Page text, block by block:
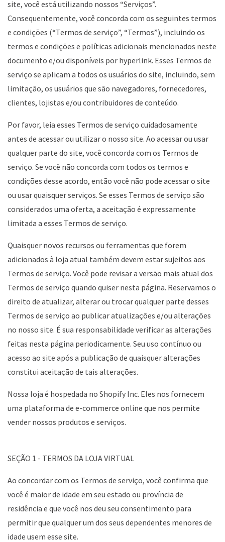
site, você está utilizando nossos “Serviços”.
Consequentemente, você concorda com os seguintes termos
e condições (“Termos de serviço”, “Termos”), incluindo os
termos e condições e políticas adicionais mencionados neste
documento e/ou disponíveis por hyperlink. Esses Termos de
serviço se aplicam a todos os usuários do site, incluindo, sem
limitação, os usuários que são navegadores, fornecedores,
clientes, lojistas e/ou contribuidores de conteúdo.
Por favor, leia esses Termos de serviço cuidadosamente
antes de acessar ou utilizar o nosso site. Ao acessar ou usar
qualquer parte do site, você concorda com os Termos de
serviço. Se você não concorda com todos os termos e
condições desse acordo, então você não pode acessar o site
ou usar quaisquer serviços. Se esses Termos de serviço são
considerados uma oferta, a aceitação é expressamente
limitada a esses Termos de serviço.
Quaisquer novos recursos ou ferramentas que forem
adicionados à loja atual também devem estar sujeitos aos
Termos de serviço. Você pode revisar a versão mais atual dos
Termos de serviço quando quiser nesta página. Reservamos o
direito de atualizar, alterar ou trocar qualquer parte desses
Termos de serviço ao publicar atualizações e/ou alterações
no nosso site. É sua responsabilidade verificar as alterações
feitas nesta página periodicamente. Seu uso contínuo ou
acesso ao site após a publicação de quaisquer alterações
constitui aceitação de tais alterações.
Nossa loja é hospedada no Shopify Inc. Eles nos fornecem
uma plataforma de e-commerce online que nos permite
vender nossos produtos e serviços.
SEÇÃO 1 - TERMOS DA LOJA VIRTUAL
Ao concordar com os Termos de serviço, você confirma que
você é maior de idade em seu estado ou província de
residência e que você nos deu seu consentimento para
permitir que qualquer um dos seus dependentes menores de
idade usem esse site.